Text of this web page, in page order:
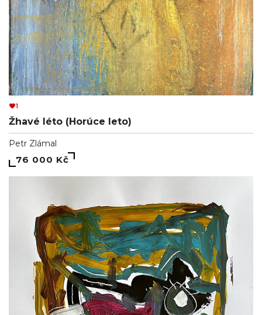
1
Žhavé léto (Horúce leto)
Petr Zlámal
76 000 Kč